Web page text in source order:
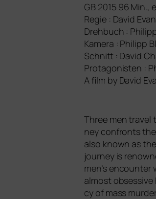
GB 2015 96 Min.,
Regie : David
Drehbuch :
Kamera : Philipp
Schnitt : David
Protagonisten :
A film by David
Three men tra­vel
ney con­fronts
also known as
jour­ney is
men’s
almost
cy of mass